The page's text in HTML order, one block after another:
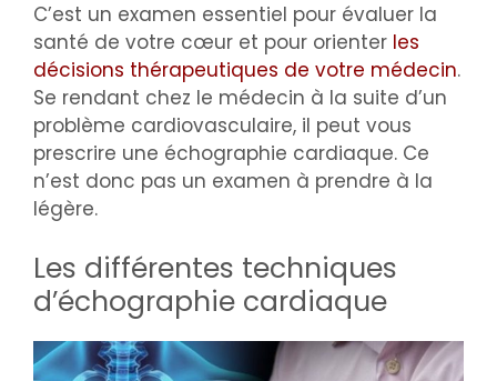
C’est un examen essentiel pour évaluer la
santé de votre cœur et pour orienter les
décisions thérapeutiques de votre médecin.
Se rendant chez le médecin à la suite d’un
problème cardiovasculaire, il peut vous
prescrire une échographie cardiaque. Ce
n’est donc pas un examen à prendre à la
légère.
Les différentes techniques
d’échographie cardiaque